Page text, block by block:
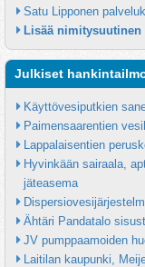
Satu Lipponen
Lisää nimitysuutinen
Julkiset
Käyttövesiputkien
Paimensaarentien
Lappalaisentien
Hyvinkään sairaala,
jäteasema
Ähtäri Pandatalo
JV pumppaamoiden
Laitilan kaupunki,